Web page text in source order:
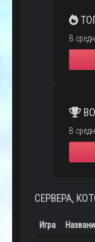
В
В
СЕРВЕРА,
Игра